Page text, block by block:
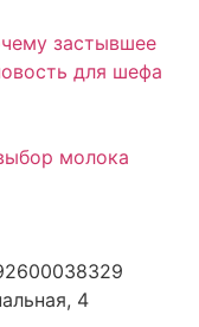
застывшее
для шефа
молока
4